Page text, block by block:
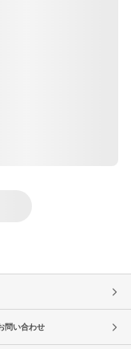
問い合わせ